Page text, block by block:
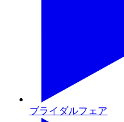
ブライダルフェア